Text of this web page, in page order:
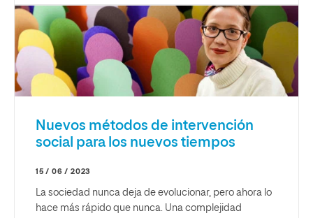
Nuevos métodos de intervención
social para los nuevos tiempos
15 / 06 / 2023
La sociedad nunca deja de evolucionar, pero ahora lo
hace más rápido que nunca. Una complejidad